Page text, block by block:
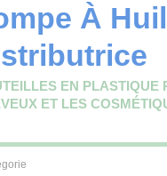
À
EN PLASTIQUE
ET LES